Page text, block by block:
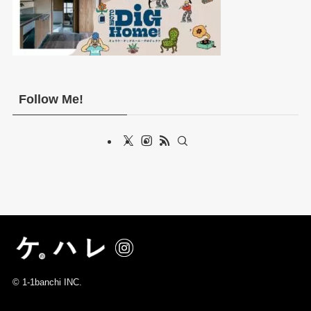
Follow Me!
©1-1banchi INC.